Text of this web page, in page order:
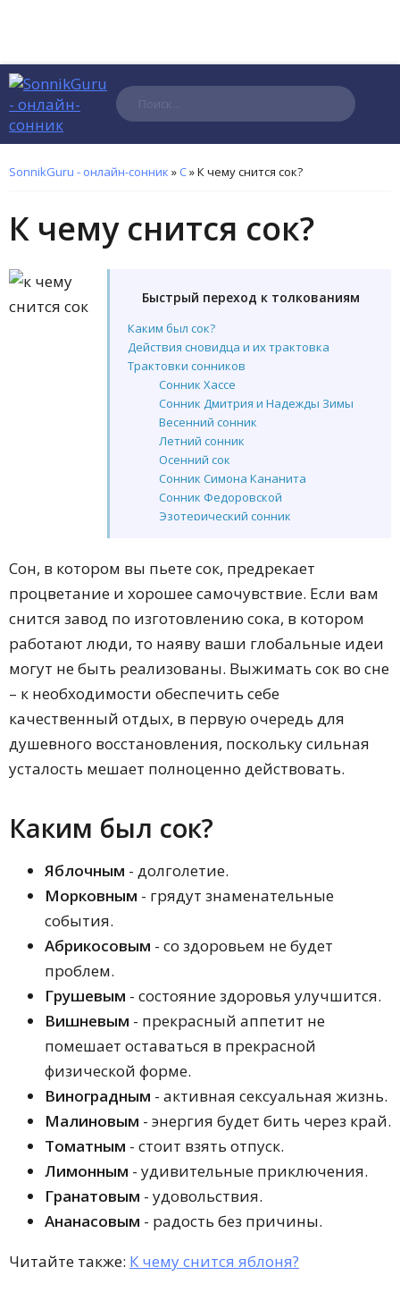
Поиск
SonnikGuru - онлайн-сонник » С»К чему снится сок?
К чему снится сок?
Быстрый переход к толкованиям
Каким был сок?
Действия сновидца и их трактовка
Трактовки сонников
Сонник Хассе
Сонник Дмитрия и Надежды Зимы
Весенний сонник
Летний сонник
Осенний сок
Сонник Симона Кананита
Сонник Федоровской
Эзотерический сонник
Дворянский сонник Н. Гришиной
Сонник целительницы Акулины
Сонник Артемидора
Сонник крылатых фраз
Онлайн сонник
Американский сонник
Сонник здоровья
Сонник XXI века
Сонник Дениз Линн
Сонник 2012
Сонник Странника
Сонник Симеона Прозорова
Исламский сонник
Сонник Фэн-шуй
Сонник Фрейда
Цыганский сонник
Общий сонник
Сборник сонников
Сонник Ванги
Сонник Нострадамуса
Сон, в котором вы пьете сок, предрекает
процветание и хорошее самочувствие. Если вам
снится завод по изготовлению сока, в котором
работают люди, то наяву ваши глобальные идеи
могут не быть реализованы. Выжимать сок во сне
– к необходимости обеспечить себе
качественный отдых, в первую очередь для
душевного восстановления, поскольку сильная
усталость мешает полноценно действовать.
Каким был сок?
Яблочным - долголетие.
Морковным - грядут знаменательные
события.
Абрикосовым - со здоровьем не будет
проблем.
Грушевым - состояние здоровья улучшится.
Вишневым - прекрасный аппетит не
помешает оставаться в прекрасной
физической форме.
Виноградным - активная сексуальная жизнь.
Малиновым - энергия будет бить через край.
Томатным - стоит взять отпуск.
Лимонным - удивительные приключения.
Гранатовым - удовольствия.
Ананасовым - радость без причины.
Читайте также: К чему снится яблоня?